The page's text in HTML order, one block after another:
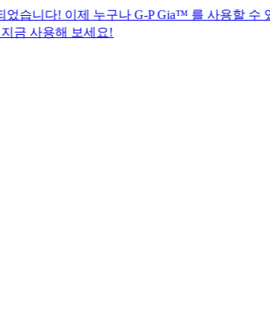
제 누구나 G-P Gia™ 를 사용할 수 있습니다.
보세요!​​